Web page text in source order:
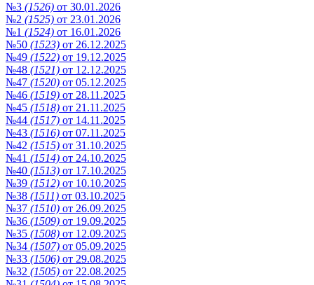
№3 (1526) от 30.01.2026
№2 (1525) от 23.01.2026
№1 (1524) от 16.01.2026
№50 (1523) от 26.12.2025
№49 (1522) от 19.12.2025
№48 (1521) от 12.12.2025
№47 (1520) от 05.12.2025
№46 (1519) от 28.11.2025
№45 (1518) от 21.11.2025
№44 (1517) от 14.11.2025
№43 (1516) от 07.11.2025
№42 (1515) от 31.10.2025
№41 (1514) от 24.10.2025
№40 (1513) от 17.10.2025
№39 (1512) от 10.10.2025
№38 (1511) от 03.10.2025
№37 (1510) от 26.09.2025
№36 (1509) от 19.09.2025
№35 (1508) от 12.09.2025
№34 (1507) от 05.09.2025
№33 (1506) от 29.08.2025
№32 (1505) от 22.08.2025